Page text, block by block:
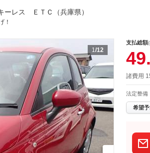
レス ＥＴＣ（兵庫県）
！
1/12
支払総額
諸費用
法定整備
希望